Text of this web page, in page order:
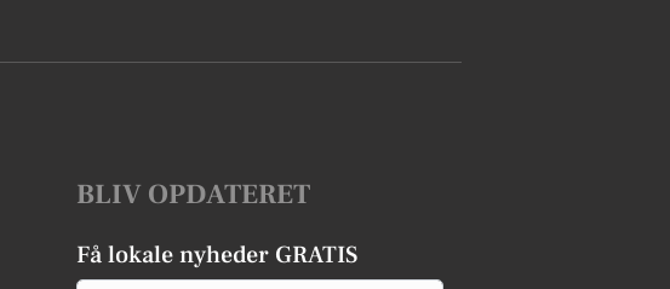
BLIV OPDATERET
Få lokale nyheder GRATIS